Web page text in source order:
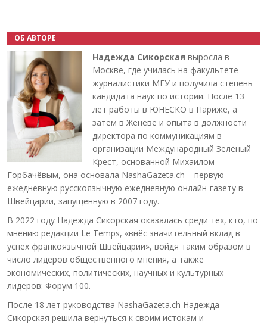
ОБ АВТОРЕ
Надежда Сикорская выросла в
Москве, где училась на факультете
журналистики МГУ и получила степень
кандидата наук по истории. После 13
лет работы в ЮНЕСКО в Париже, а
затем в Женеве и опыта в должности
директора по коммуникациям в
организации Международный Зелёный
Крест, основанной Михаилом
Горбачёвым, она основала NashaGazeta.ch – первую
ежедневную русскоязычную ежедневную онлайн-газету в
Швейцарии, запущенную в 2007 году.
В 2022 году Надежда Сикорская оказалась среди тех, кто, по
мнению редакции Le Temps, «внёс значительный вклад в
успех франкоязычной Швейцарии», войдя таким образом в
число лидеров общественного мнения, а также
экономических, политических, научных и культурных
лидеров: Форум 100.
После 18 лет руководства NashaGazeta.ch Надежда
Сикорская решила вернуться к своим истокам и